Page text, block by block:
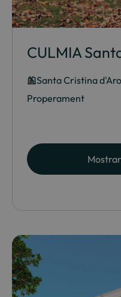
CULMIA
Santa Cristina d'Aro
Properament